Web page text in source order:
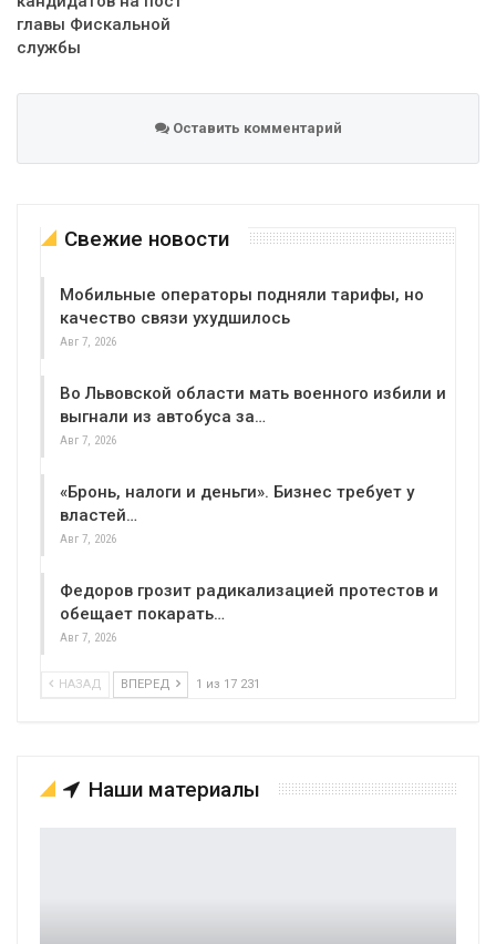
главы Фискальной
службы
Оставить комментарий
Свежие новости
Мобильные операторы подняли тарифы, но
качество связи ухудшилось
Авг 7, 2026
Во Львовской области мать военного избили и
выгнали из автобуса за…
Авг 7, 2026
«Бронь, налоги и деньги». Бизнес требует у
властей…
Авг 7, 2026
Федоров грозит радикализацией протестов и
обещает покарать…
Авг 7, 2026
НАЗАД ВПЕРЕД 1 из 17 231
Наши материалы